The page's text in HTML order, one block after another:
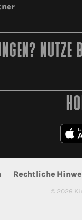
NUTZE
Rechtliche
© 2026